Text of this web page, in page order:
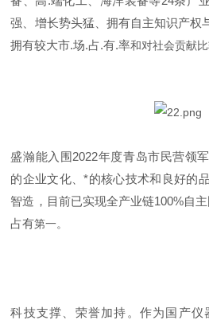
强、增长势头猛、拥有自主知识产权
拥有较大市.场.占.有.率和对社会贡献
盛瀚能入围2022年度青岛市民营领
的企业文化、*的核心技术和良好的
智造，目前已实现全产业链100%自
占有第一。
科技支撑、荣誉加持。作为国产